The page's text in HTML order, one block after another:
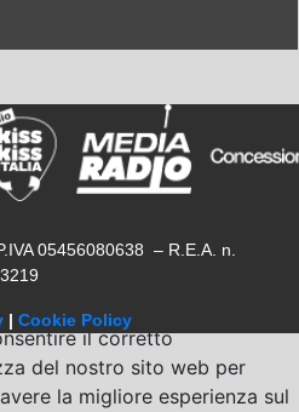
05456080638 – R.E.A. n.
| Cookie Policy
il corretto
del nostro sito web per
la migliore esperienza sul